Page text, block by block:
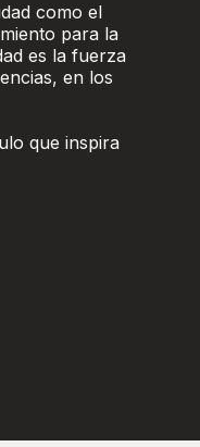
como el
para la
es la fuerza
en los
que inspira